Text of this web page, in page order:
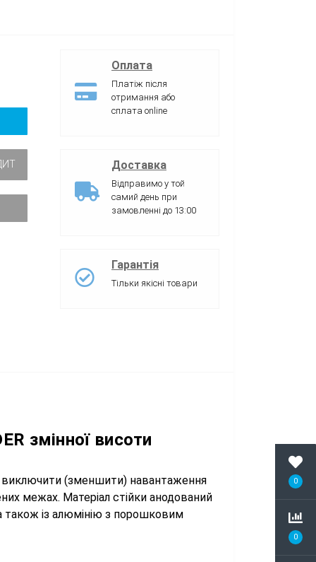
0
0
Оплата
Платіж після
отримання або
сплата online
Доставка
Відправимо у той
самий день при
замовленні до 13:00
Гарантія
Тільки якісні товари
змінної висоти
виключити (зменшити) навантаження
межах. Матеріал стійки анодований
також із алюмінію з порошковим